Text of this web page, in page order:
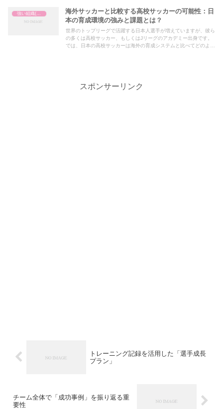
強い組織(チーム)の作り方
海外サッカーと比較する高校サッカーの可能性：日
本の育成環境の強みと課題とは？
世界のトップリーグで活躍する日本人選手が増えていますが、彼ら
の多くは高校サッカー、もしくはJリーグのアカデミー出身です。
では、日本の高校サッカーは海外の育成システムと比べてどのよう
スポンサーリンク
トレーニング記録を活用した「選手成長
プラン」
チーム全体で「成功事例」を振り返る重
要性